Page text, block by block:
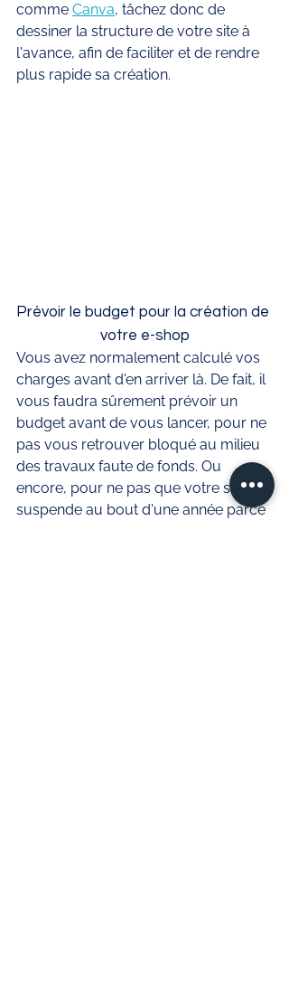
comme Canva, tâchez donc de
dessiner la structure de votre site à
l'avance, afin de faciliter et de rendre
plus rapide sa création.
Prévoir le budget pour la création de
votre e-shop
Vous avez normalement calculé vos
charges avant d'en arriver là. De fait, il
vous faudra sûrement prévoir un
budget avant de vous lancer, pour ne
pas vous retrouver bloqué au milieu
des travaux faute de fonds. Ou
encore, pour ne pas que votre site se
suspende au bout d'une année parce